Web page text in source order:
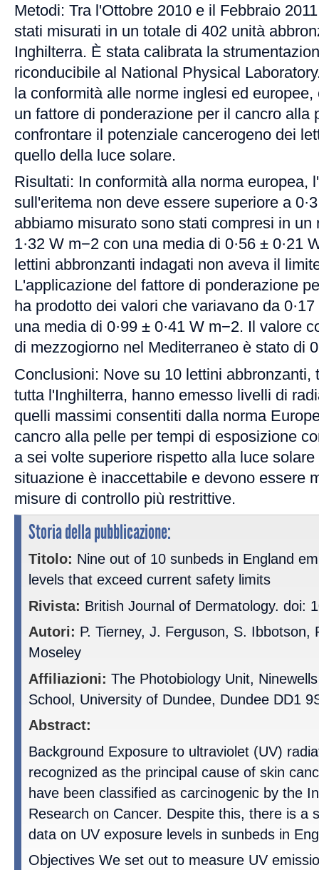
Metodi: Tra l'Ottobre 2010 e il Febbraio
stati misurati in un totale di 402 unità
Inghilterra. È stata calibrata la
riconducibile al National Physical
la conformità alle norme inglesi ed
un fattore di ponderazione per il cancro alla
confrontare il potenziale cancerogeno dei
quello della luce solare.
Risultati: In conformità alla norma europea,
sull'eritema non deve essere superiore a
abbiamo misurato sono stati compresi in un
1·32 W m−2 con una media di 0·56 ± 0·21
lettini abbronzanti indagati non aveva il
L'applicazione del fattore di ponderazione
ha prodotto dei valori che variavano da
una media di 0·99 ± 0·41 W m−2. Il valore
di mezzogiorno nel Mediterraneo è stato di
Conclusioni: Nove su 10 lettini abbronzanti,
tutta l'Inghilterra, hanno emesso livelli di
quelli massimi consentiti dalla norma
cancro alla pelle per tempi di esposizione
a sei volte superiore rispetto alla luce
situazione è inaccettabile e devono essere
misure di controllo più restrittive.
Storia della pubblicazione:
Titolo: Nine out of 10 sunbeds in England
levels that exceed current safety limits
Rivista: British Journal of Dermatology. doi:
Autori: P. Tierney, J. Ferguson, S. Ibbotson,
Moseley
Affiliazioni: The Photobiology Unit,
School, University of Dundee, Dundee DD1
Abstract:
Background Exposure to ultraviolet (UV)
recognized as the principal cause of skin
have been classified as carcinogenic by the
Research on Cancer. Despite this, there is a
data on UV exposure levels in sunbeds in
Objectives We set out to measure UV